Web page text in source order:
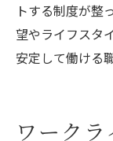
トする制度が整
望やライフスタ
安定して働ける
ワーク